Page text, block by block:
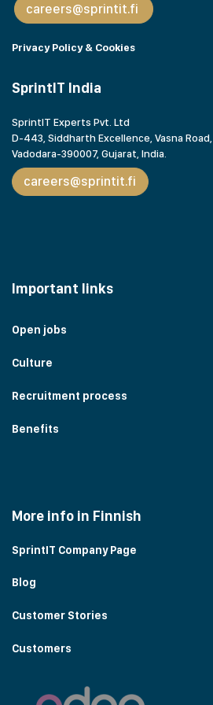
careers@sprintit.fi
Privacy Policy & Cookies
SprintIT India
SprintIT Experts Pvt. Ltd
D-443, Siddharth Excellence, Vasna Road,
Vadodara-390007, Gujarat, India.
careers@sprintit.fi
Important links
Open jobs
Culture
Recruitment process
Benefits
More info in Finnish
SprintIT Company Page
Blog
Customer Stories
Customers